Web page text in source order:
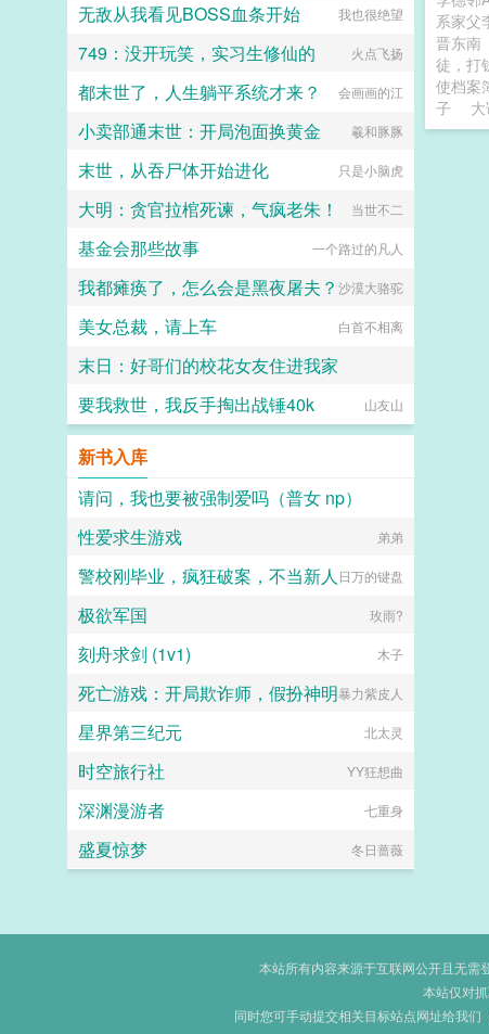
系家父
晋东南
徒，打
使档案
子
无敌从我看见BOSS血条开始 我也很绝望
749：没开玩笑，实习生修仙的 火点飞扬
都末世了，人生躺平系统才来？ 会画画的江
小卖部通末世：开局泡面换黄金 羲和豚豚
末世，从吞尸体开始进化 只是小脑虎
大明：贪官拉棺死谏，气疯老朱！ 当世不二
基金会那些故事 一个路过的凡人
我都瘫痪了，怎么会是黑夜屠夫？ 沙漠大骆驼
美女总裁，请上车 白首不相离
末日：好哥们的校花女友住进我家
芊芊细雨柠檬花开
要我救世，我反手掏出战锤40k 山友山
新书入库
请问，我也要被强制爱吗（普女 np）
纯棉月亮
性爱求生游戏 弟弟
警校刚毕业，疯狂破案，不当新人 日万的键盘
极欲军国 玫雨?
刻舟求剑 (1v1) 木子
死亡游戏：开局欺诈师，假扮神明暴力紫皮人
星界第三纪元 北太灵
时空旅行社 YY狂想曲
深渊漫游者 七重身
盛夏惊梦 冬日蔷薇
本站所有内容来源于互联网公开且无需
本站仅对
同时您可手动提交相关目标站点网址给我们